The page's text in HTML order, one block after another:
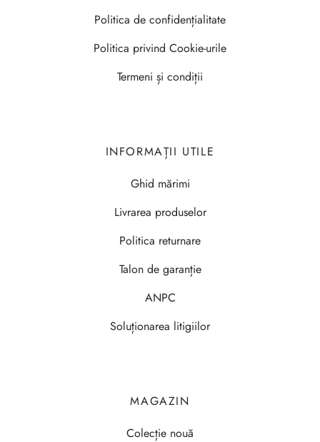
Politica de confidențialitate
Politica privind Cookie-urile
Termeni și condiții
INFORMAȚII UTILE
Ghid mărimi
Livrarea produselor
Politica returnare
Talon de garanție
ANPC
Soluționarea litigiilor
MAGAZIN
Colecție nouă